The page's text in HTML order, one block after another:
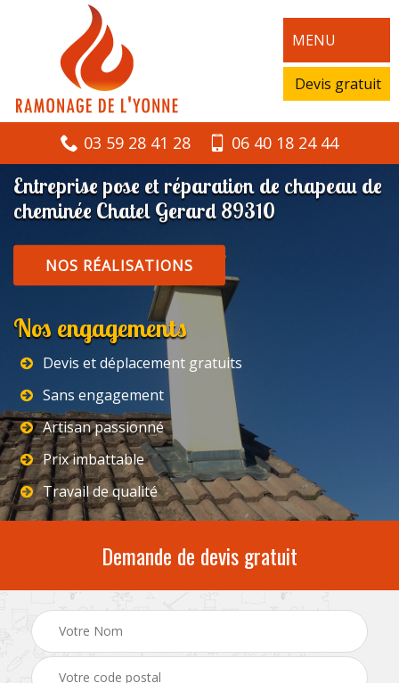
MENU
Devis gratuit
03 59 28 41 28 06 40 18 24 44
Entreprise pose et réparation de chapeau de
cheminée Chatel Gerard 89310
NOS RÉALISATIONS
Nos engagements
Devis et déplacement gratuits
Sans engagement
Artisan passionné
Prix imbattable
Travail de qualité
Demande de devis gratuit